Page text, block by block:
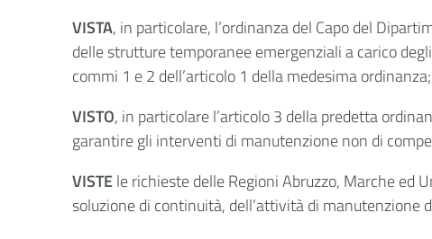
VISTA, in particolare, l’ordinanza del Capo del
delle strutture temporanee emergenziali a carico
commi 1 e 2 dell’articolo 1 della medesima ordinanza;
VISTO, in particolare l’articolo 3 della predetta
garantire gli interventi di manutenzione non di
VISTEle richieste delle Regioni Abruzzo, Marche ed
soluzione di continuità, dell’attività di